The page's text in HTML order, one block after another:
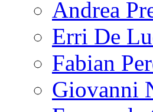
Andrea
Erri De
Fabian
Giovanni